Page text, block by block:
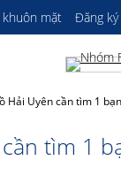
mặt Đăng
Hải Uyên cần tìm 1
tìm 1